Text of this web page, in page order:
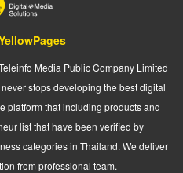
Media Public Company Limited
stops developing the best digital
platform that including products and
list that have been verified by
categories in Thailand. We deliver
from professional team.